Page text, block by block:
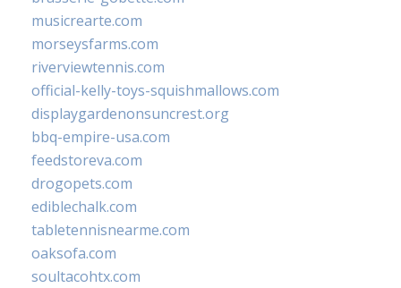
musicrearte.com
morseysfarms.com
riverviewtennis.com
official-kelly-toys-squishmallows.com
displaygardenonsuncrest.org
bbq-empire-usa.com
feedstoreva.com
drogopets.com
ediblechalk.com
tabletennisnearme.com
oaksofa.com
soultacohtx.com